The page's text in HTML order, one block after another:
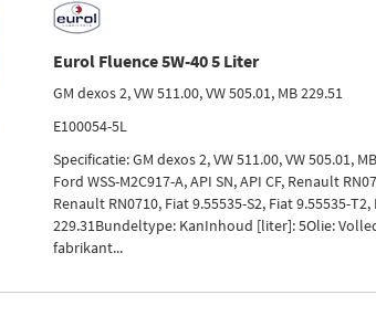
Eurol Fluence 5W-40 5 Liter
GM dexos 2, VW 511.00, VW 505.01, MB 229.51
E100054-5L
Specificatie: GM dexos 2, VW 511.00, VW 505.01,
Ford WSS-M2C917-A, API SN, API CF, Renault
Renault RN0710, Fiat 9.55535-S2, Fiat 9.55535-T2,
229.31Bundeltype: KanInhoud [liter]: 5Olie:
fabrikant...